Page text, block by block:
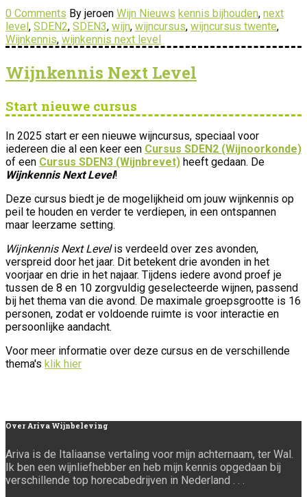
0 Comments By jeroen Wijn Nieuws kennis bijhouden, next
level , SDEN2, SDEN3, wijn, wijncursus, wijncursus twente,
Wijnkennis, wijnkennis next level
Wijnkennis Next Level
Start nieuwe cursus
In 2025 start er een nieuwe wijncursus, speciaal voor
iedereen die al een keer een Cursus SDEN2 (Wijnoorkonde)
of een Cursus SDEN3 (Wijnbrevet) heeft gedaan. De
Wijnkennis Next Level!
Deze cursus biedt je de mogelijkheid om jouw wijnkennis op
peil te houden en verder te verdiepen, in een ontspannen
maar leerzame setting.
Wijnkennis Next Levelis verdeeld over zes avonden,
verspreid door het jaar. Dit betekent drie avonden in het
voorjaar en drie in het najaar. Tijdens iedere avond proef je
tussen de 8 en 10 zorgvuldig geselecteerde wijnen, passend
bij het thema van die avond. De maximale groepsgrootte is 16
personen, zodat er voldoende ruimte is voor interactie en
persoonlijke aandacht.
Voor meer informatie over deze cursus en de verschillende
thema's klik hier
Over Ariva Wijnbeleving
Ariva is de Italiaanse vertaling voor mijn achternaam, ter Wal.
Ik ben een wijnliefhebber en heb mijn kennis opgedaan bij
verschillende top horecabedrijven in Nederland . . .